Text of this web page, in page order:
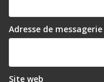
Adresse de messagerie
Site web